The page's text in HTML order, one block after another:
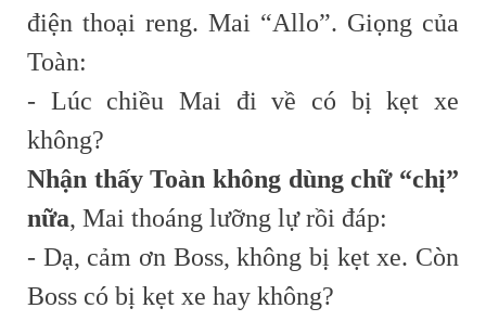
điện thoại reng. Mai “Allo”. Giọng của
Toàn:
- Lúc chiều Mai đi về có bị kẹt xe
không?
Nhận thấy Toàn không dùng chữ “chị”
nữa, Mai thoáng lưỡng lự rồi đáp:
- Dạ, cảm ơn Boss, không bị kẹt xe. Còn
Boss có bị kẹt xe hay không?